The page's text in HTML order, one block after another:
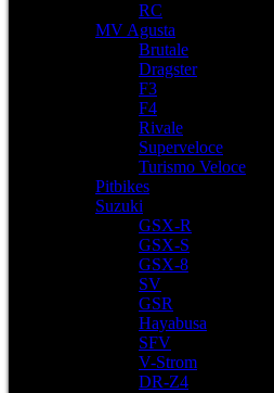
RC
MV Agusta
Brutale
Dragster
F3
F4
Rivale
Superveloce
Turismo Veloce
Pitbikes
Suzuki
GSX-R
GSX-S
GSX-8
SV
GSR
Hayabusa
SFV
V-Strom
DR-Z4